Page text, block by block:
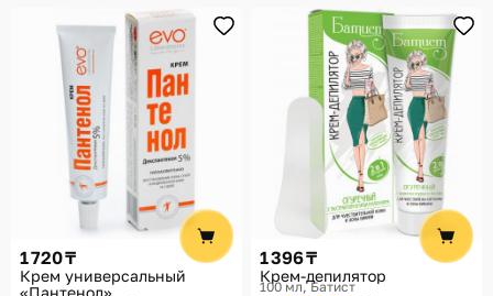
1 720 ₸
Крем универсальный
«Пантенол»
1 396 ₸
Крем-депилятор
100 мл Батист